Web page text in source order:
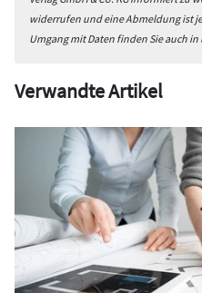
widerrufen und eine Abmeldung ist
Umgang mit Daten finden Sie auch
Verwandte Artikel